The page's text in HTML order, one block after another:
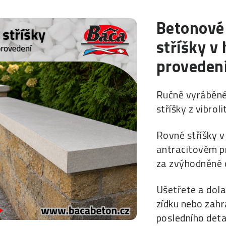
stříšky v
Ručně
stříšky z
Rovné stříšky
antracitovém
za zvýhodněné
Ušetřete a
zídku nebo
posledního